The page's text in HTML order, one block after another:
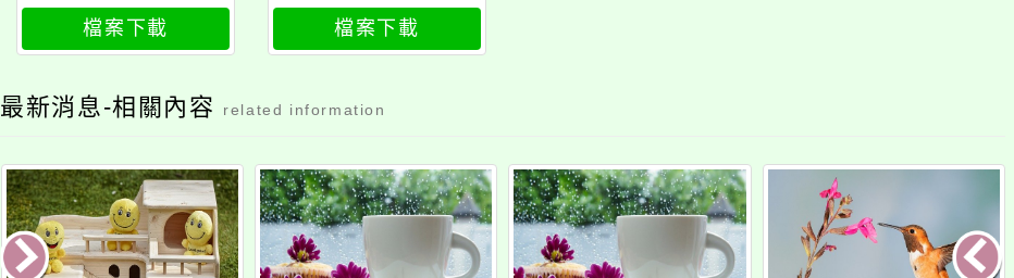
檔案下載 檔案下載
最新消息-相關內容 related information